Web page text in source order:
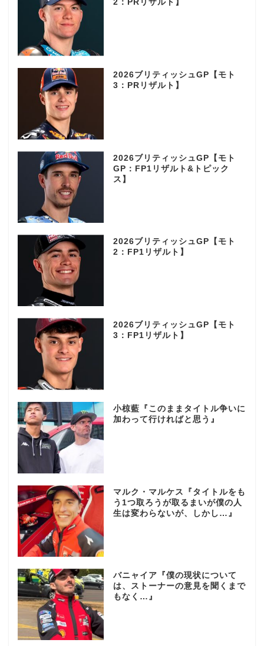
2：PRリザルト】
2026ブリティッシュGP【モト
3：PRリザルト】
2026ブリティッシュGP【モト
GP：FP1リザルト&トピック
ス】
2026ブリティッシュGP【モト
2：FP1リザルト】
2026ブリティッシュGP【モト
3：FP1リザルト】
小椋藍『このままタイトル争いに
加わって行ければと思う』
マルク・マルケス『タイトルをも
う1つ取ろうが取るまいが僕の人
生は変わらないが、しかし…』
バニャイア『僕の現状について
は、ストーナーの意見を聞くまで
もなく…』